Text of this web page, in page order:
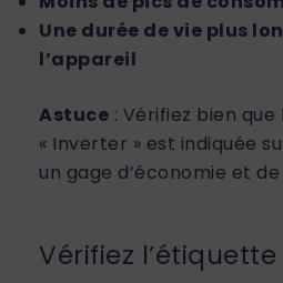
Une durée de vie plus
l’appareil
Astuce : Vérifiez bien
« Inverter » est indiquée
un gage d’économie et
Vérifiez